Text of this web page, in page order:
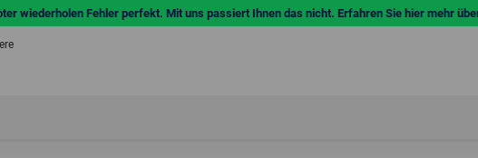
wiederholen Fehler perfekt. Mit uns passiert Ihnen das nicht. Erfahren Sie hier mehr